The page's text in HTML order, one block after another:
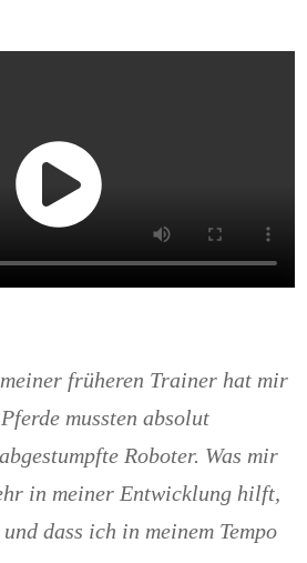
früheren Trainer hat mir
mussten absolut
Roboter. Was mir
in meiner Entwicklung hilft,
dass ich in meinem Tempo